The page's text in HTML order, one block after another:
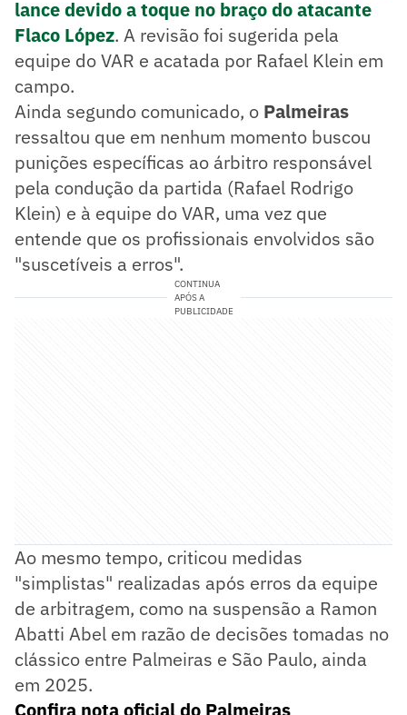
lance devido a toque no braço do atacante
Flaco López. A revisão foi sugerida pela
equipe do VAR e acatada por Rafael Klein em
campo.
Ainda segundo comunicado, o Palmeiras
ressaltou que em nenhum momento buscou
punições específicas ao árbitro responsável
pela condução da partida (Rafael Rodrigo
Klein) e à equipe do VAR, uma vez que
entende que os profissionais envolvidos são
"suscetíveis a erros".
CONTINUA
APÓS A
PUBLICIDADE
Ao mesmo tempo, criticou medidas
"simplistas" realizadas após erros da equipe
de arbitragem, como na suspensão a Ramon
Abatti Abel em razão de decisões tomadas no
clássico entre Palmeiras e São Paulo, ainda
em 2025.
Confira nota oficial do Palmeiras